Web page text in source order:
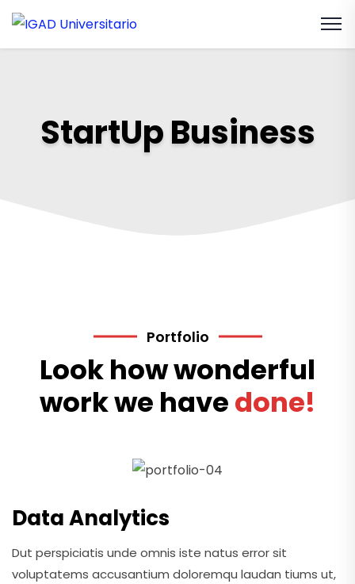
StartUp Business
Portfolio
Look how wonderful
work we havedone!
Data Analytics
Dut perspiciatis unde omnis iste natus error sit
voluptatems accusantium doloremqu laudan tiums ut,